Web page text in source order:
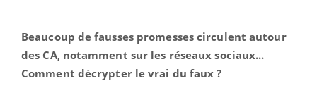
Beaucoup de fausses promesses circulent autour
des CA, notamment sur les réseaux sociaux...
Comment décrypter le vrai du faux ?